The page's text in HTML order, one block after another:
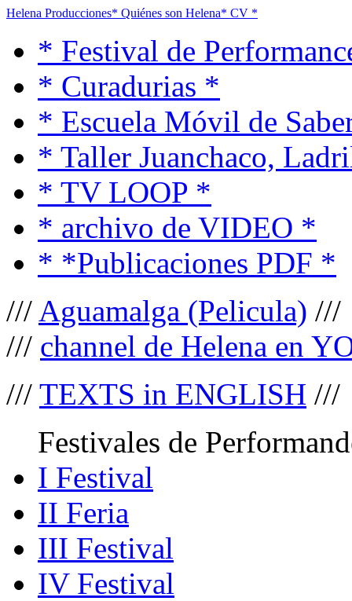
Helena Producciones* Quiénes son Helena* CV *
* Festival de
* Curadurias *
* Escuela Móvil de
* Taller Juanchaco,
* TV LOOP *
* archivo de VIDEO *
* *Publicaciones PDF *
/// Aguamalga (Pelicula) ///
/// channel de Helena en
/// TEXTS in ENGLISH ///
Festivales de
I Festival
II Feria
III Festival
IV Festival